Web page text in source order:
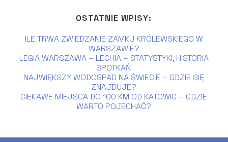
OSTATNIE WPISY:
ILE TRWA ZWIEDZANIE ZAMKU KRÓLEWSKIEGO W
WARSZAWIE?
LEGIA WARSZAWA – LECHIA – STATYSTYKI, HISTORIA
SPOTKAŃ
NAJWIĘKSZY WODOSPAD NA ŚWIECIE – GDZIE SIĘ
ZNAJDUJE?
CIEKAWE MIEJSCA DO 100 KM OD KATOWIC – GDZIE
WARTO POJECHAĆ?